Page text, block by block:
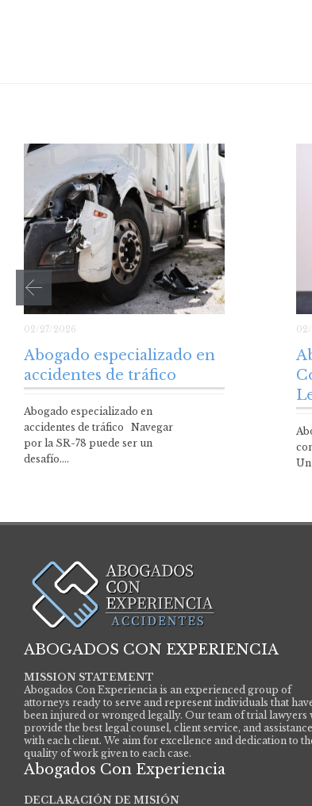
02/27/2026
Abogado especializado en
accidentes de tráfico
Abogado especializado en
accidentes de tráfico Navegar
por la SR-78 puede ser un
desafío….
ABOGADOS CON EXPERIENCIA
MISSION STATEMENT
Abogados Con Experiencia is an experienced group of
attorneys ready to serve and represent individuals that
been injured or wronged legally. Our team of trial lawyers
provide the best legal counsel, client service, and assistance
with each client. We aim for excellence and dedication to
quality of work given to each case.
Abogados Con Experiencia
DECLARACIÓN DE MISIÓN